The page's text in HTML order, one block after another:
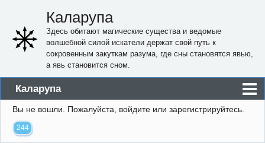
Каларупа
Здесь обитают магические существа и ведомые
волшебной силой искатели держат свой путь к
сокровенным закуткам разума, где сны становятся явью,
а явь становится сном.
Каларупа
Блог
Форум
Вы не вошли. Пожалуйста, войдите или зарегистрируйтесь.
244